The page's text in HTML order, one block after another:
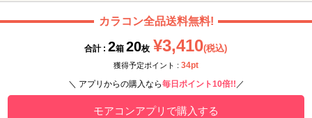
カラコン全品送料無料!
合計 : 2箱 20枚 ¥3,410(税込)
獲得予定ポイント : 34pt
＼ アプリからの購入なら毎日ポイント10倍!! ／
モアコンアプリで購入する